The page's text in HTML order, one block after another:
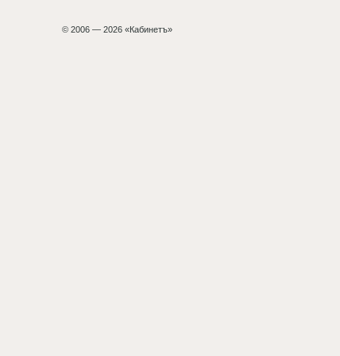
© 2006 — 2026 «Кабинетъ»